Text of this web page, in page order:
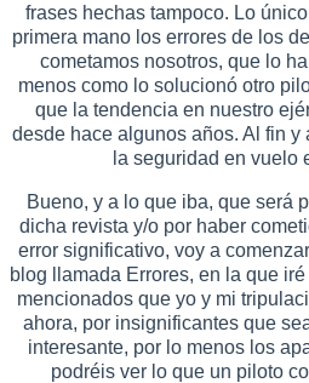
frases hechas tampoco. Lo
primera mano los errores de los
cometamos nosotros, que lo
menos como lo solucionó otro
que la tendencia en nuestro
desde hace algunos años. Al fin y
la seguridad en vuelo
Bueno, y a lo que iba, que será
dicha revista y/o por haber
error significativo, voy a
blog llamada Errores, en la que
mencionados que yo y mi
ahora, por insignificantes que
interesante, por lo menos los
podréis ver lo que un piloto